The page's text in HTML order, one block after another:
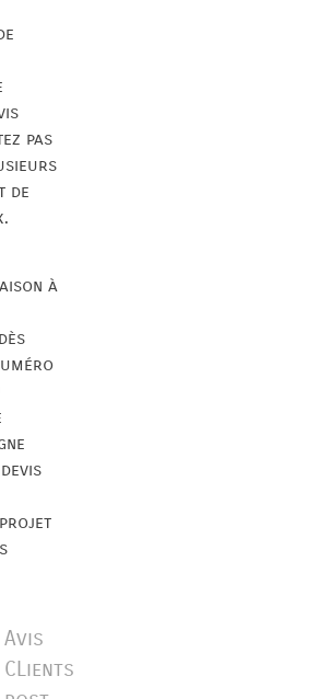
pas
de
à
Avis
CLients